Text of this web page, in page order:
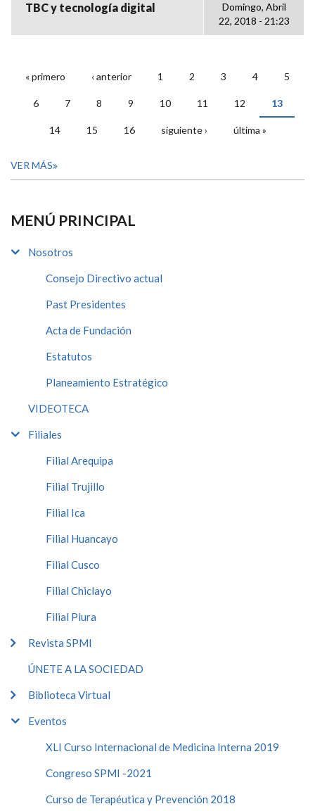
TBC y tecnología digital
Domingo, Abril
22, 2018 - 21:23
PÁGINAS
« primero ‹ anterior 1 2 3 4 5
6 7 8 9 10 11 12 13
14 15 16 siguiente › última »
VER MÁS
MENÚ PRINCIPAL
Nosotros
Consejo Directivo actual
Past Presidentes
Acta de Fundación
Estatutos
Planeamiento Estratégico
VIDEOTECA
Filiales
Filial Arequipa
Filial Trujillo
Filial Ica
Filial Huancayo
Filial Cusco
Filial Chiclayo
Filial Piura
Revista SPMI
ÚNETE A LA SOCIEDAD
Biblioteca Virtual
Eventos
XLI Curso Internacional de Medicina Interna 2019
Congreso SPMI -2021
Curso de Terapéutica y Prevención 2018